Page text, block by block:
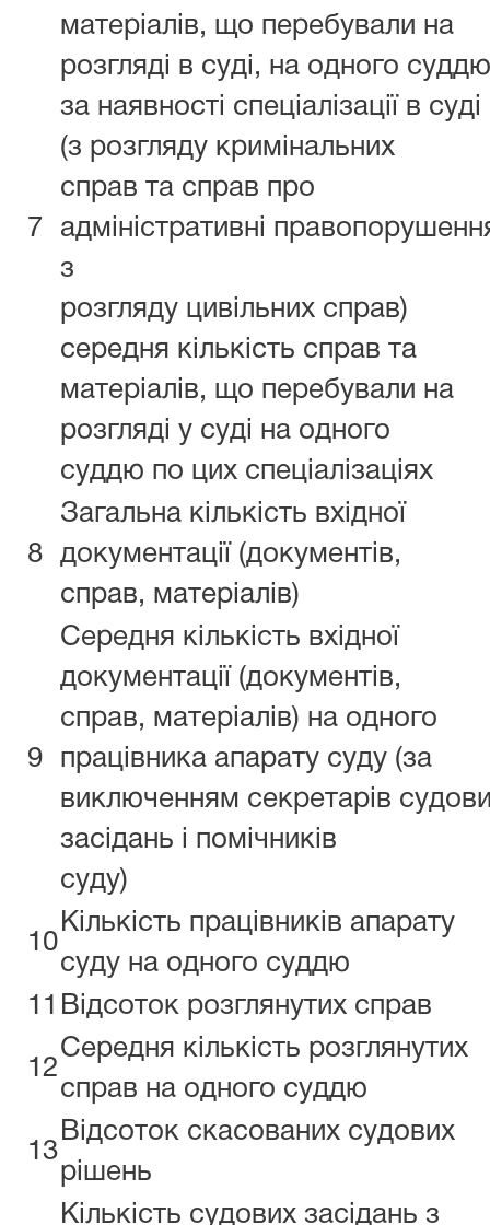
7
матеріалів, що перебували на
розгляді в суді, на одного
за наявності спеціалізації в суді
(з розгляду кримінальних
справ та справ про
адміністративні
з
розгляду цивільних справ)
середня кількість справ та
матеріалів, що перебували на
розгляді у суді на одного
суддю по цих спеціалізаціях
8
Загальна кількість вхідної
документації (документів,
справ, матеріалів)
9
Середня кількість вхідної
документації (документів,
справ, матеріалів) на одного
працівника апарату суду (за
виключенням секретарів
засідань і помічників
суду)
10
Кількість працівників апарату
суду на одного суддю
11 Відсоток розглянутих справ
12
Середня кількість розглянутих
справ на одного суддю
13
Відсоток скасованих судових
рішень
Кількість судових засідань з